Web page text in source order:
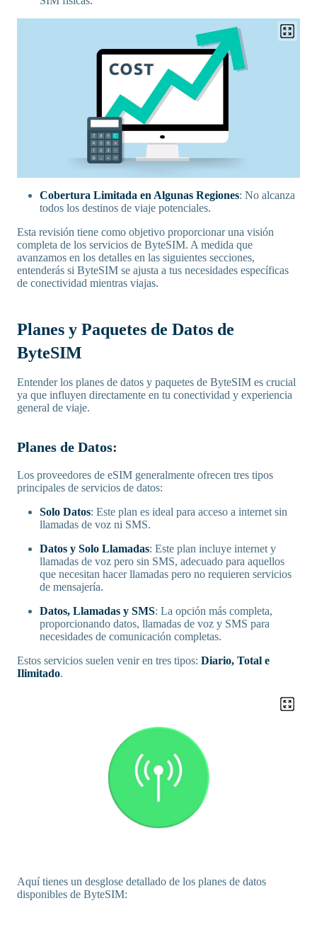
Cobertura Limitada en Algunas Regiones: No alcanza
todos los destinos de viaje potenciales.
Esta revisión tiene como objetivo proporcionar una visión
completa de los servicios de ByteSIM. A medida que
avanzamos en los detalles en las siguientes secciones,
entenderás si ByteSIM se ajusta a tus necesidades específicas
de conectividad mientras viajas.
Planes y Paquetes de Datos de
ByteSIM
Entender los planes de datos y paquetes de ByteSIM es crucial
ya que influyen directamente en tu conectividad y experiencia
general de viaje.
Planes de Datos:
Los proveedores de eSIM generalmente ofrecen tres tipos
principales de servicios de datos:
Solo Datos: Este plan es ideal para acceso a internet sin
llamadas de voz ni SMS.
Datos y Solo Llamadas: Este plan incluye internet y
llamadas de voz pero sin SMS, adecuado para aquellos
que necesitan hacer llamadas pero no requieren servicios
de mensajería.
Datos, Llamadas y SMS: La opción más completa,
proporcionando datos, llamadas de voz y SMS para
necesidades de comunicación completas.
Estos servicios suelen venir en tres tipos: Diario, Total e
Ilimitado.
Aquí tienes un desglose detallado de los planes de datos
disponibles de ByteSIM: